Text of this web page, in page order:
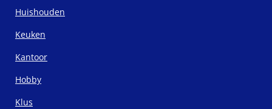
Huishouden
Keuken
Kantoor
Hobby
Klus